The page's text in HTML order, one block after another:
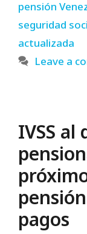
pensión
seguridad
actualizada
Leave a
IVSS al
pagos